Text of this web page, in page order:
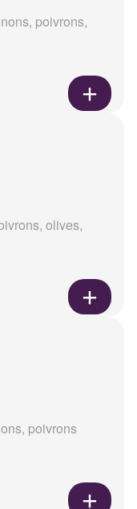
poivrons,
olives,
poivrons